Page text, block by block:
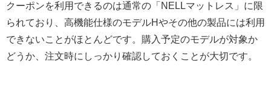
クーポンを利用できるのは通常の「NELLマットレス」に限
られており、高機能仕様のモデルHやその他の製品には利用
できないことがほとんどです。購入予定のモデルが対象か
どうか、注文時にしっかり確認しておくことが大切です。